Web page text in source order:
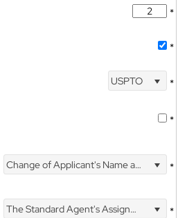
*
*
USPTO *
*
Change of Applicant's Name and Address *
The Standard Agent's Assignment
*